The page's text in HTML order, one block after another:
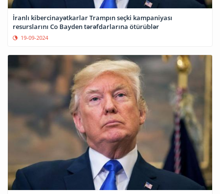
İranlı kibercinayətkarlar Trampın seçki kampaniyası
resurslarını Co Bayden tərəfdarlarına ötürüblər
19-09-2024